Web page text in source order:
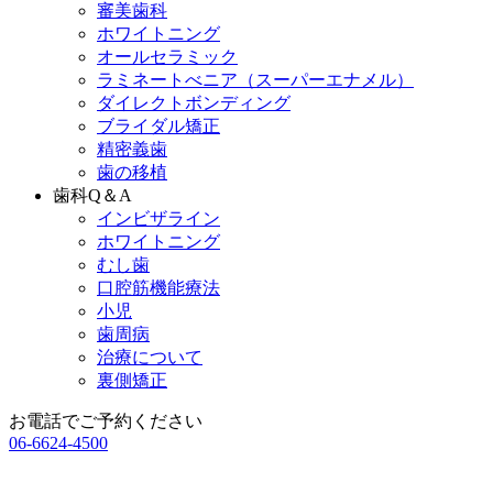
審美歯科
ホワイトニング
オールセラミック
ラミネートべニア （スーパーエナメル）
ダイレクトボンディング
ブライダル矯正
精密義歯
歯の移植
歯科Q＆A
インビザライン
ホワイトニング
むし歯
口腔筋機能療法
小児
歯周病
治療について
裏側矯正
お電話でご予約ください
06-6624-4500